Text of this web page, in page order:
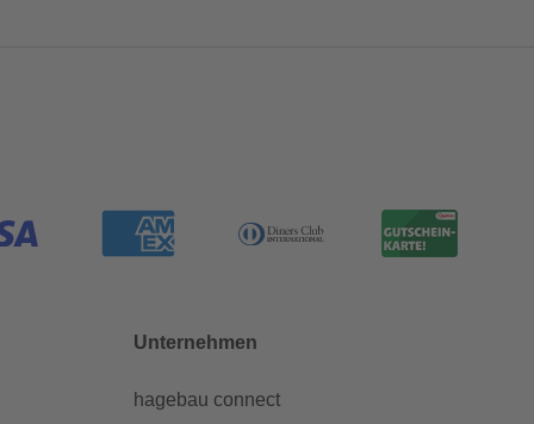
Unternehmen
hagebau connect